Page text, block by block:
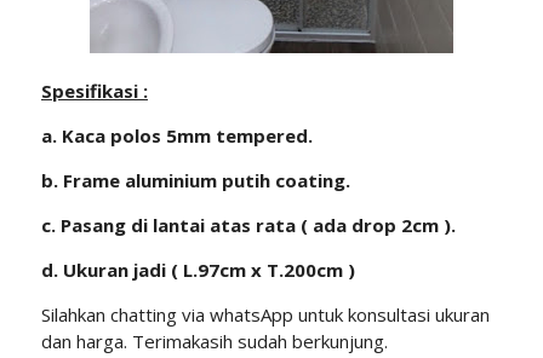
Spesifikasi :
a. Kaca polos 5mm tempered.
b. Frame aluminium putih coating.
c. Pasang di lantai atas rata ( ada drop 2cm ).
d. Ukuran jadi ( L.97cm x T.200cm )
Silahkan chatting via whatsApp untuk konsultasi ukuran
dan harga. Terimakasih sudah berkunjung.